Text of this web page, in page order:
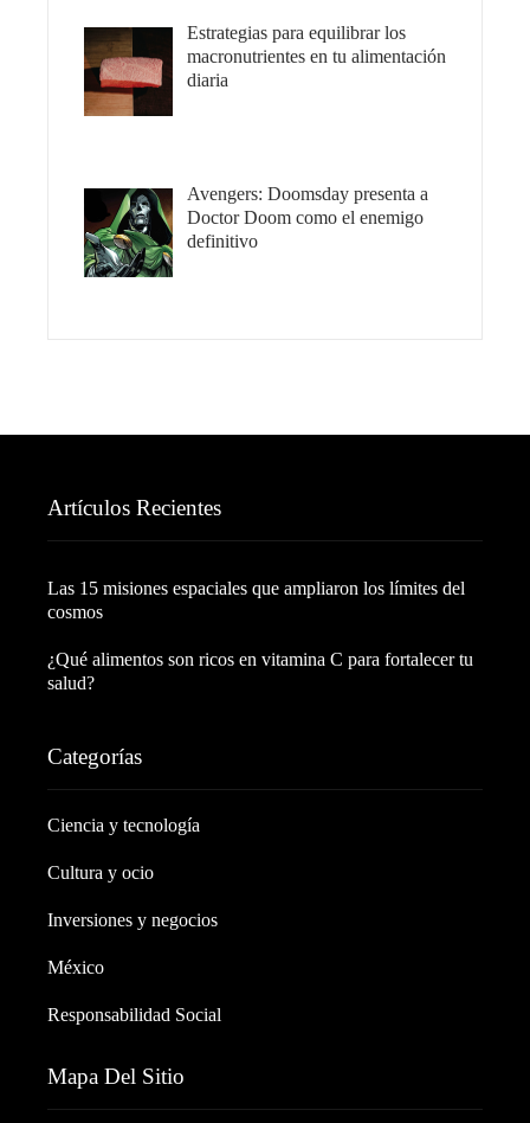
Estrategias para equilibrar los
macronutrientes en tu alimentación
diaria
Avengers: Doomsday presenta a
Doctor Doom como el enemigo
definitivo
Artículos Recientes
Las 15 misiones espaciales que ampliaron los límites del
cosmos
¿Qué alimentos son ricos en vitamina C para fortalecer tu
salud?
Categorías
Ciencia y tecnología
Cultura y ocio
Inversiones y negocios
México
Responsabilidad Social
Mapa Del Sitio